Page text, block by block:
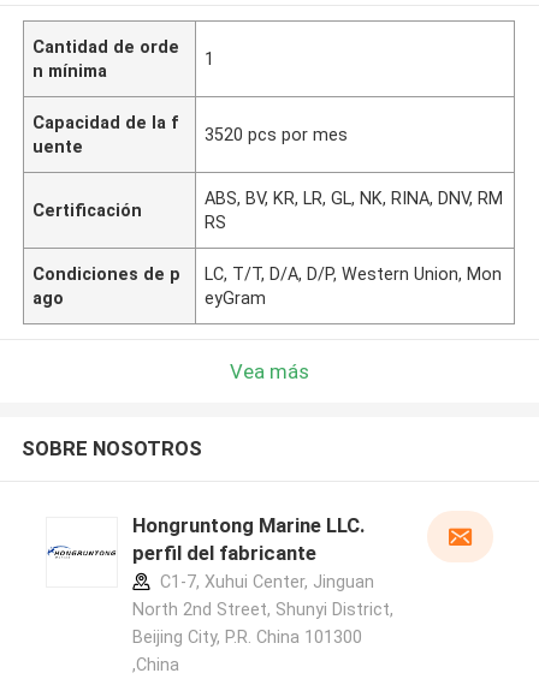
Cantidad de orde
n mínima
1
Capacidad de la f
uente
3520 pcs por mes
Certificación
ABS, BV, KR, LR, GL, NK, RINA, DNV, RM
RS
Condiciones de p
ago
LC, T/T, D/A, D/P, Western Union, Mon
eyGram
Vea más
SOBRE NOSOTROS
Hongruntong Marine LLC.
perfil del fabricante
C1-7, Xuhui Center, Jinguan
North 2nd Street, Shunyi District,
Beijing City, P.R. China 101300
,China